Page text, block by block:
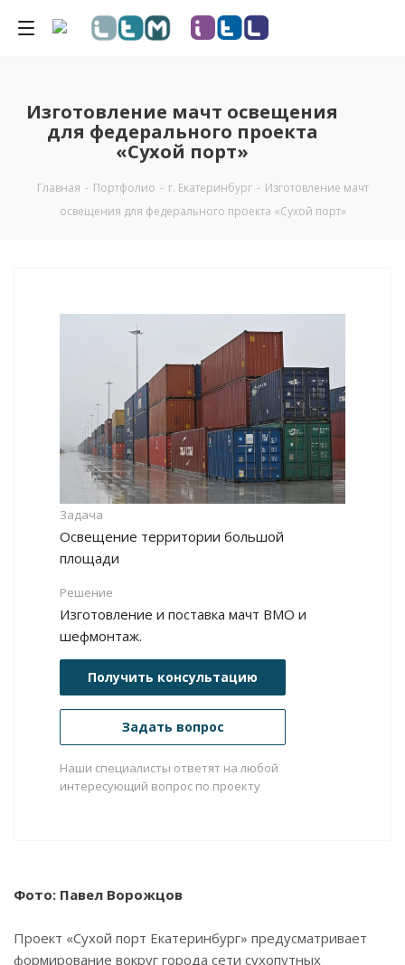
Изготовление мачт освещения
для федерального проекта
«Сухой порт»
Главная - Портфолио - г. Екатеринбург - Изготовление мачт
освещения для федерального проекта «Сухой порт»
Задача
Освещение территории большой
площади
Решение
Изготовление и поставка мачт ВМО и
шефмонтаж.
Получить консультацию
Задать вопрос
Наши специалисты ответят на любой
интересующий вопрос по проекту
Фото: Павел Ворожцов
Проект «Сухой порт Екатеринбург» предусматривает
формирование вокруг города сети сухопутных